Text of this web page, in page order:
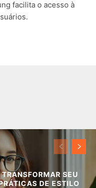
facilita o acesso à
SEU
DE ESTILO